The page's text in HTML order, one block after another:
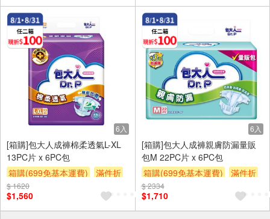
6入
[箱購]包大人成褲棉柔透氣L-XL
13PC片 x 6PC包
箱購(699免基本運費)
滿件折
贈$200
$ 1620
$1,560
6入
[箱購]包大人成褲親膚防漏量販
包M 22PC片 x 6PC包
箱購(699免基本運費)
滿件折
贈$200
$ 2334
$1,710